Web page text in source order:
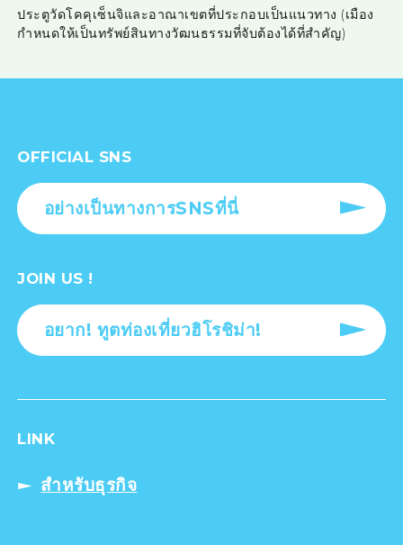
ประตูวัดโคคุเซ็นจิและอาณาเขตที่ประกอบเป็นแนวทาง (เมือง
กำหนดให้เป็นทรัพย์สินทางวัฒนธรรมที่จับต้องได้ที่สำคัญ)
OFFICIAL SNS
อย่างเป็นทางการSNSที่นี่
JOIN US !
อยาก! ทูตท่องเที่ยวฮิโรชิม่า!
LINK
สำหรับธุรกิจ